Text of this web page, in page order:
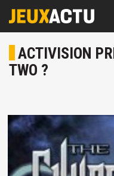
ACTIVISION
TWO ?